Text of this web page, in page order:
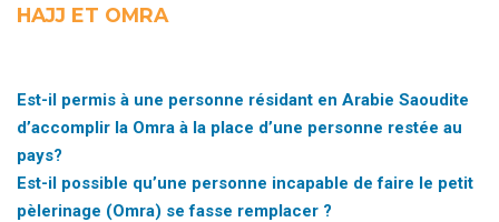
HAJJ ET OMRA
Est-il permis à une personne résidant en Arabie Saoudite
d’accomplir la Omra à la place d’une personne restée au
pays?​
Est-il possible qu’une personne incapable de faire le petit
pèlerinage (Omra) se fasse remplacer ?